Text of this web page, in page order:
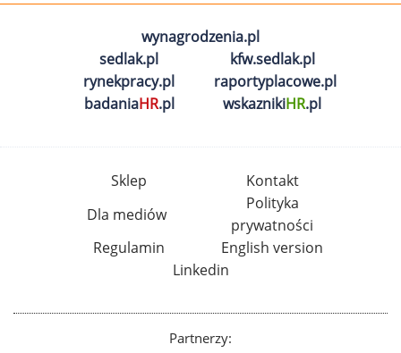
wynagrodzenia.pl
sedlak.pl
kfw.sedlak.pl
rynekpracy.pl
raportyplacowe.pl
badaniaHR.pl wskaznikiHR.pl
Sklep
Kontakt
Dla mediów
Polityka
prywatności
Regulamin
English version
Linkedin
Partnerzy: